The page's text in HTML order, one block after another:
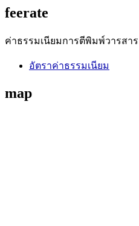
feerate
ค่าธรรมเนียมการตีพิมพ์วารสาร
อัตราค่าธรรมเนียม
map